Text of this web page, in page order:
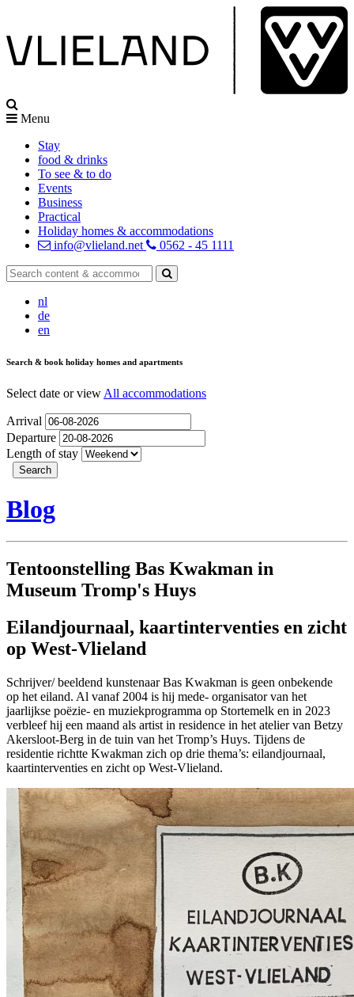
Menu
Stay
food & drinks
To see & to do
Events
Business
Practical
Holiday homes & accommodations
info@vlieland.net
0562 - 45 1111
nl
de
en
Search & book holiday homes and apartments
Select date or view All accommodations
Arrival
Departure
Length of stay
Blog
Tentoonstelling Bas Kwakman in
Museum Tromp's Huys
Eilandjournaal, kaartinterventies en zicht
op West-Vlieland
Schrijver/ beeldend kunstenaar Bas Kwakman is geen onbekende
op het eiland. Al vanaf 2004 is hij mede- organisator van het
jaarlijkse poëzie- en muziekprogramma op Stortemelk en in 2023
verbleef hij een maand als artist in residence in het atelier van Betzy
Akersloot-Berg in de tuin van het Tromp’s Huys. Tijdens de
residentie richtte Kwakman zich op drie thema’s: eilandjournaal,
kaartinterventies en zicht op West-Vlieland.